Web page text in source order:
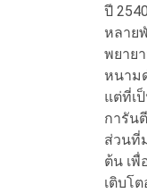
ปี
หลาย
พยาย
หนาม
แต่ที่เ
การัน
ส่วนที่
ต้น เ
เติบโต